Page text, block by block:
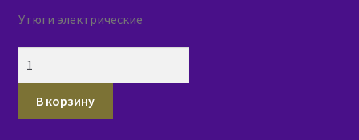
Утюги электрические
Утюг
LERAN
В корзину